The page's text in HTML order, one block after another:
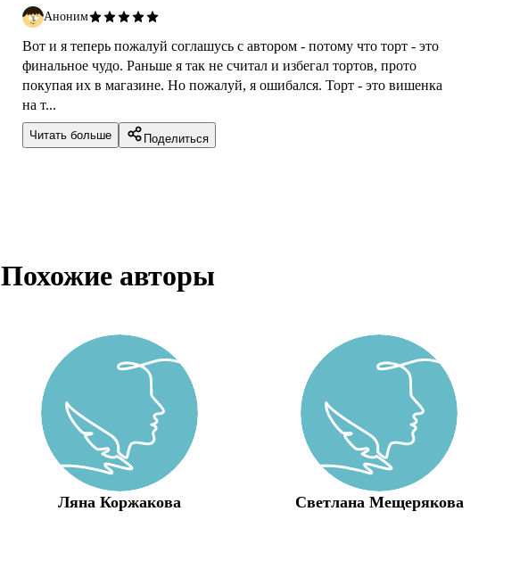
Аноним
Вот и я теперь пожалуй соглашусь с автором - потому что торт - это
финальное чудо. Раньше я так не считал и избегал тортов, прото
покупая их в магазине. Но пожалуй, я ошибался. Торт - это вишенка
на т...
Читать больше Поделиться
Похожие авторы
Ляна Коржакова Светлана Мещерякова